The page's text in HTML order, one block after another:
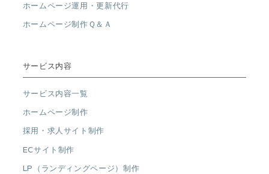
ホームページ運用・更新代行
ホームページ制作Ｑ＆Ａ
サービス内容
サービス内容一覧
ホームページ制作
採用・求人サイト制作
ECサイト制作
LP（ランディングページ）制作